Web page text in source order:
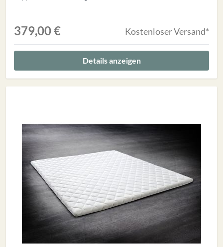
379,00 € Kostenloser Versand*
Details anzeigen